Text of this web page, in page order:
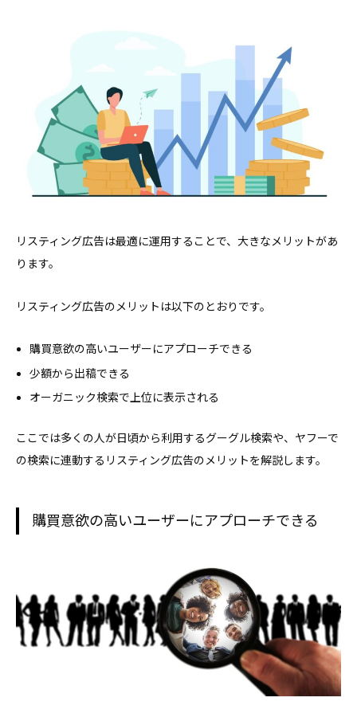
リスティング広告は最適に運用することで、大きなメリットがあ
ります。
リスティング広告のメリットは以下のとおりです。
購買意欲の高いユーザーにアプローチできる
少額から出稿できる
オーガニック検索で上位に表示される
ここでは多くの人が日頃から利用するグーグル検索や、ヤフーで
の検索に連動するリスティング広告のメリットを解説します。
購買意欲の高いユーザーにアプローチできる